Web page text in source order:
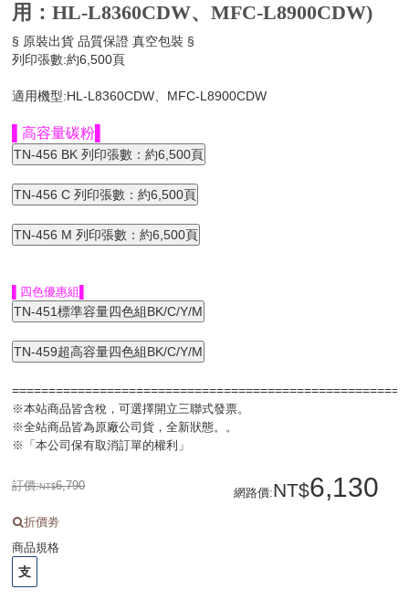
用：HL-L8360CDW、MFC-L8900CDW)
§ 原裝出貨 品質保證 真空包裝 §
列印張數:約6,500頁
適用機型:HL-L8360CDW、MFC-L8900CDW
▌高容量碳粉▌
▌四色優惠組▌
=====================================================
※本站商品皆含稅，可選擇開立三聯式發票。
※全站商品皆為原廠公司貨，全新狀態。。
※「本公司保有取消訂單的權利」
訂價: 6,790
網路價: 6,130
折價劵
商品規格
支